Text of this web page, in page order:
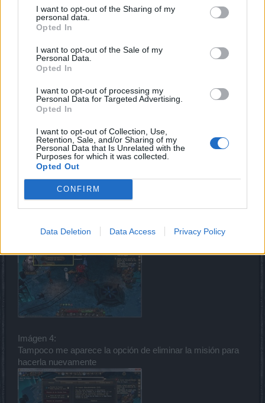
I want to opt-out of the Sharing of my
personal data.
Opted In
I want to opt-out of the Sale of my
Personal Data.
Opted In
I want to opt-out of processing my
Personal Data for Targeted Advertising.
Opted In
I want to opt-out of Collection, Use,
Retention, Sale, and/or Sharing of my
Personal Data that Is Unrelated with the
Purposes for which it was collected.
Opted Out
CONFIRM
Data Deletion Data Access Privacy Policy
Puedes colocar una captura de pantalla de la misión? Usa
imgfz.com para subir la imagen.
Edito:
A ninguno de mis pekes les dan esa misión todavia, asi que no la
puedo hacer!!!
Imágen 2:
Ya entregué las cadenas a Njord Larsson, pero parece
adelante con la misión, a la vez que Roxana dice que se
las entregue!... Rarísimo!!!
Imágen 3:
misión de fabricación
Imágen 4:
Tampoco me aparece la opción de eliminar la misión para
hacerla nuevamente